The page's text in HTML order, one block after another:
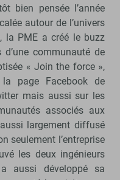
bien pensée l’année
autour de l’univers
la PME a créé le buzz
communauté de
« Join the force »,
page Facebook de
mais aussi sur les
associés aux
largement diffusé
seulement l’entreprise
les deux ingénieurs
aussi développé sa